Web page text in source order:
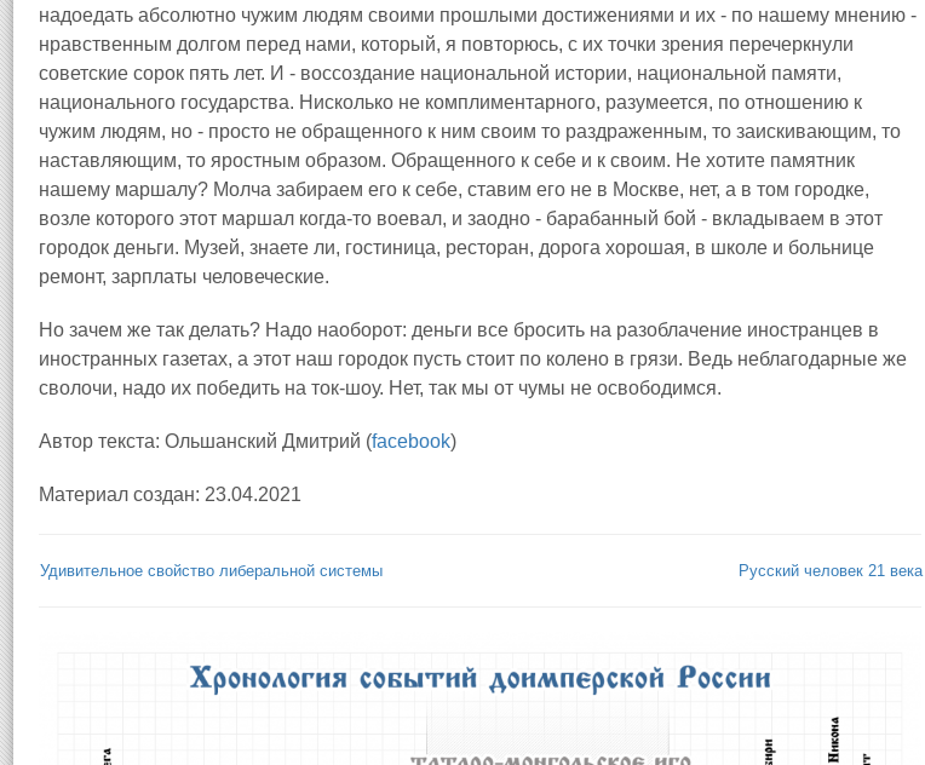
надоедать абсолютно чужим людям своими прошлыми достижениями и их - по нашему мнению -
нравственным долгом перед нами, который, я повторюсь, с их точки зрения перечеркнули
советские сорок пять лет. И - воссоздание национальной истории, национальной памяти,
национального государства. Нисколько не комплиментарного, разумеется, по отношению к
чужим людям, но - просто не обращенного к ним своим то раздраженным, то заискивающим, то
наставляющим, то яростным образом. Обращенного к себе и к своим. Не хотите памятник
нашему маршалу? Молча забираем его к себе, ставим его не в Москве, нет, а в том городке,
возле которого этот маршал когда-то воевал, и заодно - барабанный бой - вкладываем в этот
городок деньги. Музей, знаете ли, гостиница, ресторан, дорога хорошая, в школе и больнице
ремонт, зарплаты человеческие.
Но зачем же так делать? Надо наоборот: деньги все бросить на разоблачение иностранцев в
иностранных газетах, а этот наш городок пусть стоит по колено в грязи. Ведь неблагодарные же
сволочи, надо их победить на ток-шоу. Нет, так мы от чумы не освободимся.
Автор текста: Ольшанский Дмитрий (facebook)
Материал создан: 23.04.2021
Удивительное свойство либеральной системы Русский человек 21 века